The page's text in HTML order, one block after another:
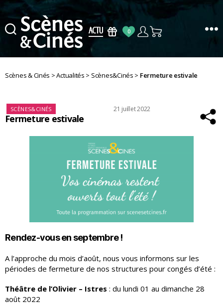
Cinés
0
Scènes & Cinés >Actualités > Scènes&Cinés > Fermeture estivale
Catégories
SCÈNES&CINÉS
Fermeture estivale
Date21 juillet 2022
Rendez-vous en septembre !
A l’approche du mois d’août, nous vous informons sur les
périodes de fermeture de nos structures pour congés d’été :
Théâtre de l’Olivier – Istres : du lundi 01 au dimanche 28
août 2022